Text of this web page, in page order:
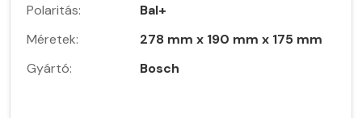
Polaritás:
Bal+
Méretek:
278 mm x 190 mm x 175 mm
Gyártó:
Bosch